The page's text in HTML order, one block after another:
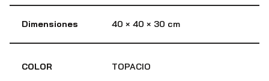
Dimensiones 40 × 40 × 30 cm
COLOR TOPACIO